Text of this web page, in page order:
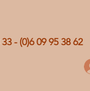
- (0)6 09 95 38 62